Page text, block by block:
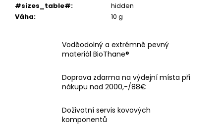
#sizes_table#:
hidden
Váha: 10 g
Voděodolný a extrémně pevný
materiál BioThane®
Doprava zdarma na výdejní místa při
nákupu nad 2000,-/88€
Doživotní servis kovových
komponentů